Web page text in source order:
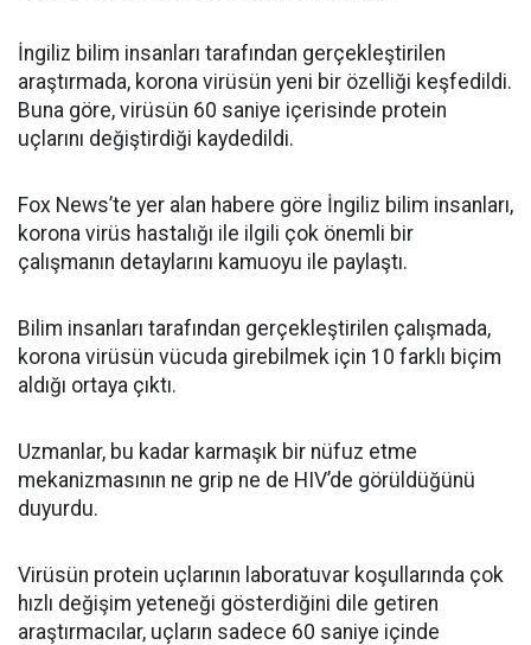
İngiliz bilim insanları tarafından gerçekleştirilen
araştırmada, korona virüsün yeni bir özelliği keşfedildi.
Buna göre, virüsün 60 saniye içerisinde protein
uçlarını değiştirdiği kaydedildi.
Fox News’te yer alan habere göre İngiliz bilim insanları,
korona virüs hastalığı ile ilgili çok önemli bir
çalışmanın detaylarını kamuoyu ile paylaştı.
Bilim insanları tarafından gerçekleştirilen çalışmada,
korona virüsün vücuda girebilmek için 10 farklı biçim
aldığı ortaya çıktı.
Uzmanlar, bu kadar karmaşık bir nüfuz etme
mekanizmasının ne grip ne de HIV’de görüldüğünü
duyurdu.
Virüsün protein uçlarının laboratuvar koşullarında çok
hızlı değişim yeteneği gösterdiğini dile getiren
araştırmacılar, uçların sadece 60 saniye içinde